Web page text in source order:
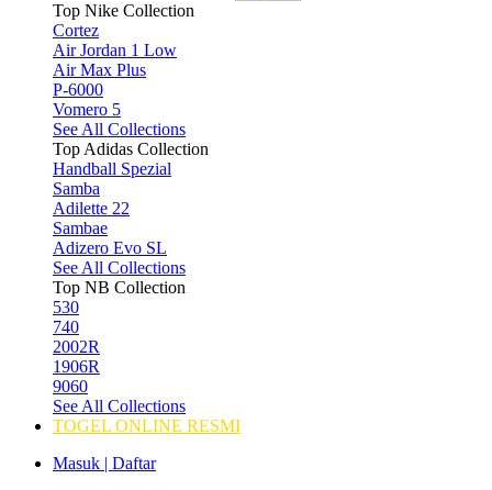
Top Nike Collection
Cortez
Air Jordan 1 Low
Air Max Plus
P-6000
Vomero 5
See All Collections
Top Adidas Collection
Handball Spezial
Samba
Adilette 22
Sambae
Adizero Evo SL
See All Collections
Top NB Collection
530
740
2002R
1906R
9060
See All Collections
TOGEL ONLINE RESMI
Masuk | Daftar